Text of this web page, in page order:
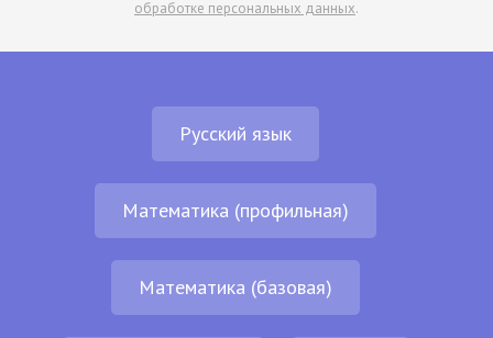
обработке персональных данных.
Русский язык
Математика (профильная)
Математика (базовая)